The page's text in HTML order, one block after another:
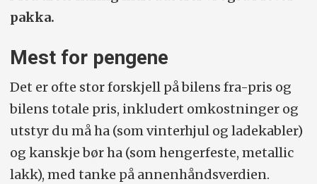
pakka.
Mest for pengene
Det er ofte stor forskjell på bilens fra-pris og
bilens totale pris, inkludert omkostninger og
utstyr du må ha (som vinterhjul og ladekabler)
og kanskje bør ha (som hengerfeste, metallic
lakk), med tanke på annenhåndsverdien.